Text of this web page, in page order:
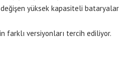
yüksek kapasiteli bataryalar
farklı versiyonları tercih ediliyor.